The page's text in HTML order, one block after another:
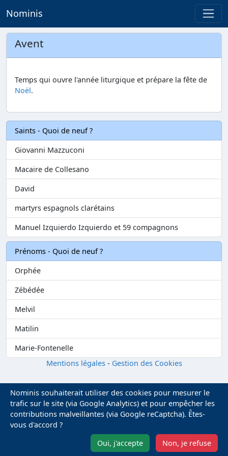
Nominis
Avent
Temps qui ouvre l'année liturgique et prépare la fête de
Noël.
Saints - Quoi de neuf ?
Giovanni Mazzuconi
Macaire de Collesano
David
martyrs espagnols clarétains
Manuel Izquierdo Izquierdo et 59 compagnons
Prénoms - Quoi de neuf ?
Orphée
Zébédée
Melvil
Matilin
Marie-Fontenelle
Mentions légales- Gestion des Cookies
Nominis souhaiterait utiliser des cookies pour mesurer le
trafic sur le site (via Google Analytics) et pour empêcher les
contributions malveillantes (via Google reCaptcha). Êtes-
vous d'accord ?
Oui, j'accepte
Non, je refuse